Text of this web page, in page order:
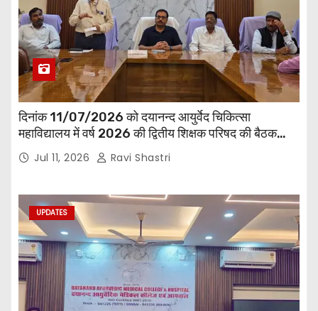
दिनांक 11/07/2026 को दयानन्द आयुर्वेद चिकित्सा
महाविद्यालय में वर्ष 2026 की द्वितीय शिक्षक परिषद की बैठक
प्राचार्य की अध्यक्षता में हुई। बैठक मे महाविद्यालय सभी
विभागाध्यक्ष एवं शिक्षक सम्मिलित हुए।
Jul 11, 2026 Ravi Shastri
UPDATES